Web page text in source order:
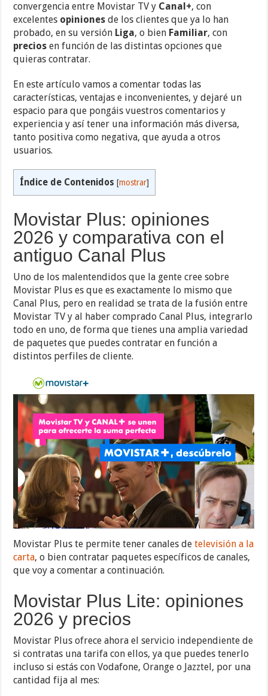
convergencia entre Movistar TV y Canal+, con
excelentes opiniones de los clientes que ya lo han
probado, en su versión Liga, o bien Familiar, con
precios en función de las distintas opciones que
quieras contratar.
En este artículo vamos a comentar todas las
características, ventajas e inconvenientes, y dejaré un
espacio para que pongáis vuestros comentarios y
experiencia y así tener una información más diversa,
tanto positiva como negativa, que ayuda a otros
usuarios.
Índice de Contenidos [mostrar]
Movistar Plus: opiniones
2026 y comparativa con el
antiguo Canal Plus
Uno de los malentendidos que la gente cree sobre
Movistar Plus es que es exactamente lo mismo que
Canal Plus, pero en realidad se trata de la fusión entre
Movistar TV y al haber comprado Canal Plus, integrarlo
todo en uno, de forma que tienes una amplia variedad
de paquetes que puedes contratar en función a
distintos perfiles de cliente.
Movistar Plus te permite tener canales detelevisión a la
carta, o bien contratar paquetes específicos de canales,
que voy a comentar a continuación.
Movistar Plus Lite: opiniones
2026 y precios
Movistar Plus ofrece ahora el servicio independiente de
si contratas una tarifa con ellos, ya que puedes tenerlo
incluso si estás con Vodafone, Orange o Jazztel, por una
cantidad fija al mes: